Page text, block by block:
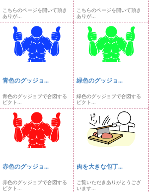
こちらのページを開いて頂き
ありが...
こちらのページを開いて頂き
ありが...
青色のグッジョ...
青色のグッジョブで合図する
ピクト...
緑色のグッジョ...
緑色のグッジョブで合図する
ピクト...
赤色のグッジョ...
赤色のグッジョブで合図する
ピクト...
肉を大きな包丁...
ご覧いただきありがとうござ
います...